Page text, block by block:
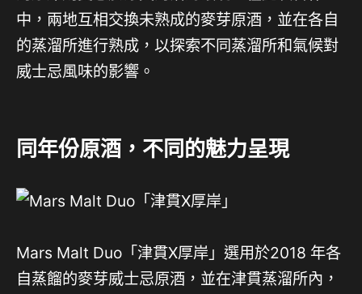
中，兩地互相交換未熟成的麥芽原酒，並在各自
的蒸溜所進行熟成，以探索不同蒸溜所和氣候對
威士忌風味的影響。
同年份原酒，不同的魅力呈現
Mars Malt Duo「津貫X厚岸」選用於2018 年各
自蒸餾的麥芽威士忌原酒，並在津貫蒸溜所內，